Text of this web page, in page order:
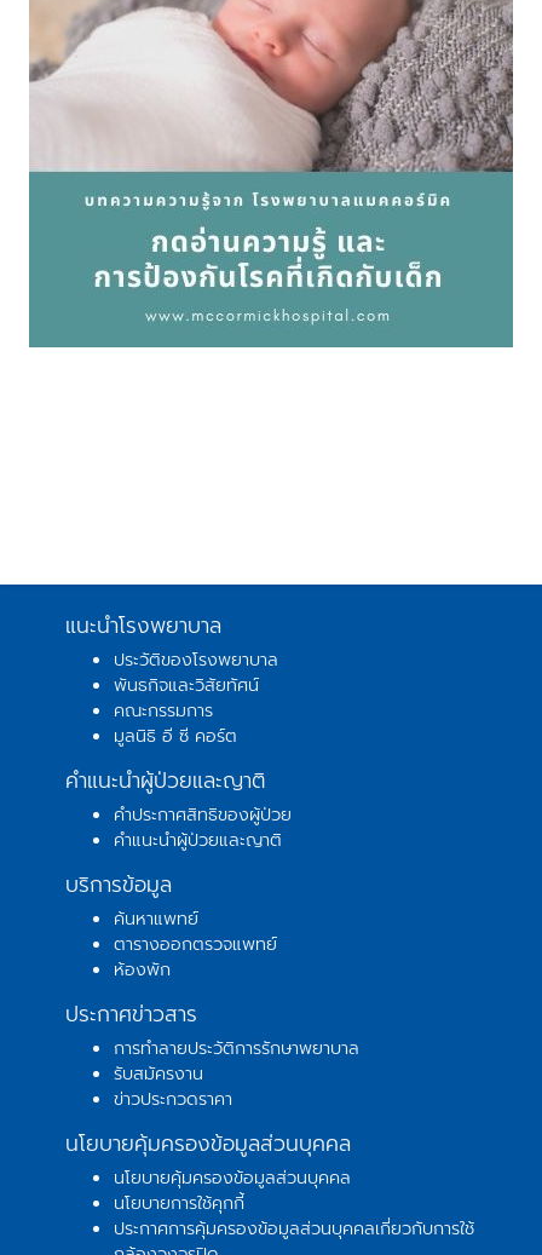
แนะนำโรงพยาบาล
ประวัติของโรงพยาบาล
พันธกิจและวิสัยทัศน์
คณะกรรมการ
มูลนิธิ อี ซี คอร์ต
คำแนะนำผู้ป่วยและญาติ
คำประกาศสิทธิของผู้ป่วย
คำแนะนำผู้ป่วยและญาติ
บริการข้อมูล
ค้นหาแพทย์
ตารางออกตรวจแพทย์
ห้องพัก
ประกาศข่าวสาร
การทำลายประวัติการรักษาพยาบาล
รับสมัครงาน
ข่าวประกวดราคา
นโยบายคุ้มครองข้อมูลส่วนบุคคล
นโยบายคุ้มครองข้อมูลส่วนบุคคล
นโยบายการใช้คุกกี้
ประกาศการคุ้มครองข้อมูลส่วนบุคคลเกี่ยวกับการใช้